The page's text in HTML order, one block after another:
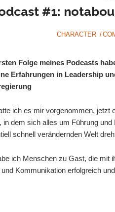
#1:
CHARACTER
Folge meines Podcasts
Erfahrungen in Leadership
ich es mir vorgenommen,
in dem sich alles um Führung
schnell verändernden Welt
ich Menschen zu Gast, die mit
und Kommunikation erfolgreich